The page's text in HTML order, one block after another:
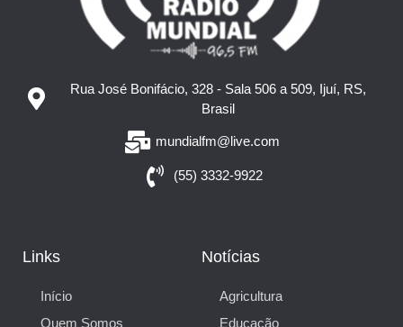
Rua José Bonifácio, 328 - Sala 506 a 509, Ijuí, RS,
Brasil
mundialfm@live.com
(55) 3332-9922
Links
Início
Quem Somos
Notícias
Agricultura
Educação